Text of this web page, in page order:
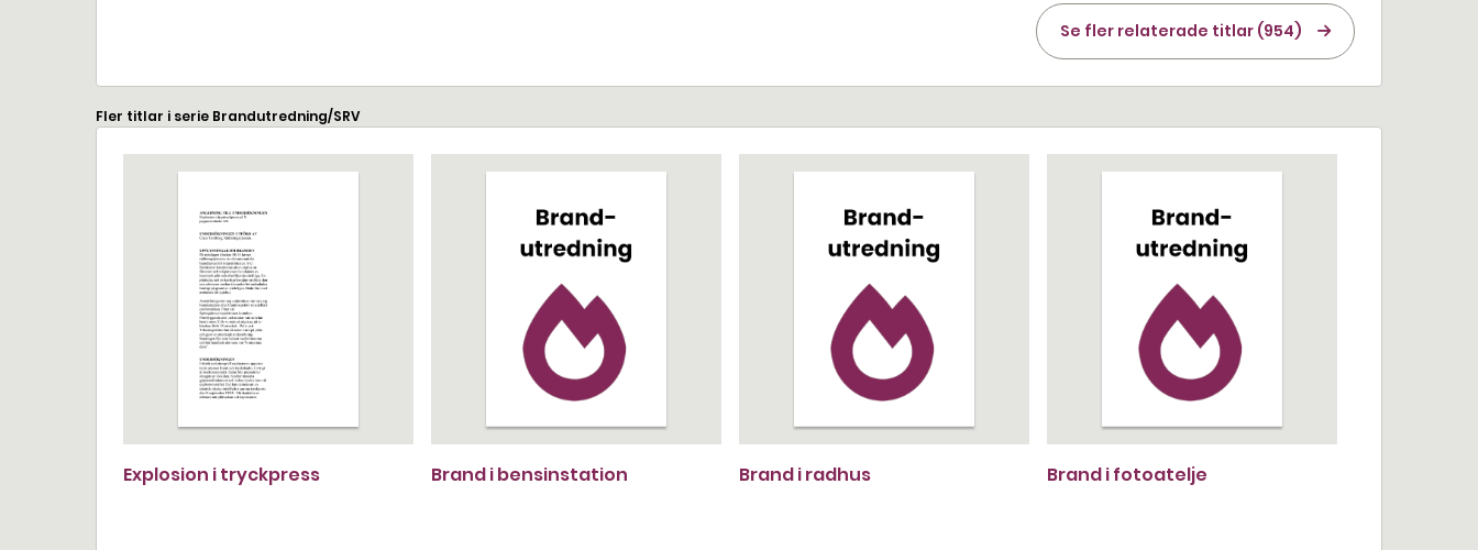
Se fler relaterade titlar (954)
Fler titlar i serie Brandutredning/SRV
Explosion i tryckpress Brand i bensinstation Brand i radhus Brand i fotoatelje